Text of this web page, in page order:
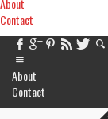
About
Contact
About
Contact